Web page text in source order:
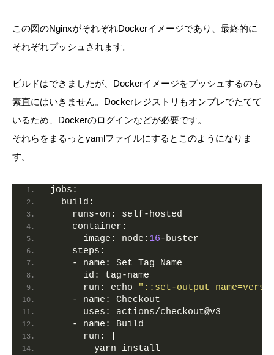
この図のNginxがそれぞれDockerイメージであり、最終的に
それぞれプッシュされます。
ビルドはできましたが、Dockerイメージをプッシュするのも
素直にはいきません。Dockerレジストリもオンプレでたてて
いるため、Dockerのログインなどが必要です。
それらをまるっとyamlファイルにするとこのようになりま
す。
jobs:
build:
runs-on:
self-hosted
container:
image:
node: 16-buster
steps:
    -
name:
Set Tag Name
id:
tag-name
run:
echo
"::set-output
    -
name:
Checkout
uses:
actions/checkout@v3
    -
name:
Build
run:
        yarn install